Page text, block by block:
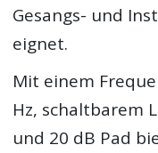
Gesangs- und
eignet.
Mit einem
Hz, schaltbarem
und 20 dB Pad